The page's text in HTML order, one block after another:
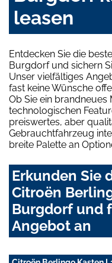
leasen
Entdecken Sie die
Burgdorf und sichern
Unser vielfältiges
fast keine Wünsche
Ob Sie ein
technologischen
preiswertes, aber
Gebrauchtfahrzeug
breite Palette an
Erkunden Sie
Citroën
Burgdorf und
Angebot an